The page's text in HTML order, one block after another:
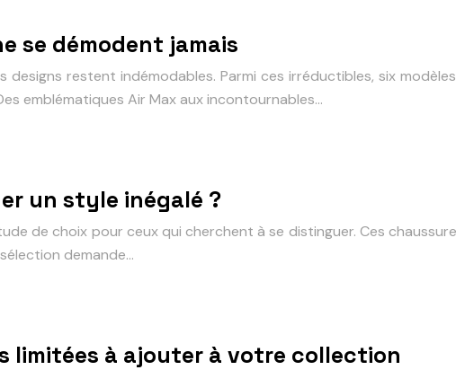
se démodent jamais
restent indémodables. Parmi ces irréductibles, six
emblématiques Air Max aux incontournables…
un style inégalé ?
de choix pour ceux qui cherchent à se distinguer. Ces
demande…
limitées à ajouter à votre collection